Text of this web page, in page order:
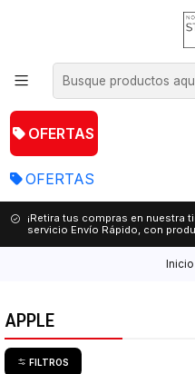
OFERTAS
OFERTAS
¡Retira tus compras en nuestra
servicio Envío Rápido, con
Inicio
APPLE
FILTROS